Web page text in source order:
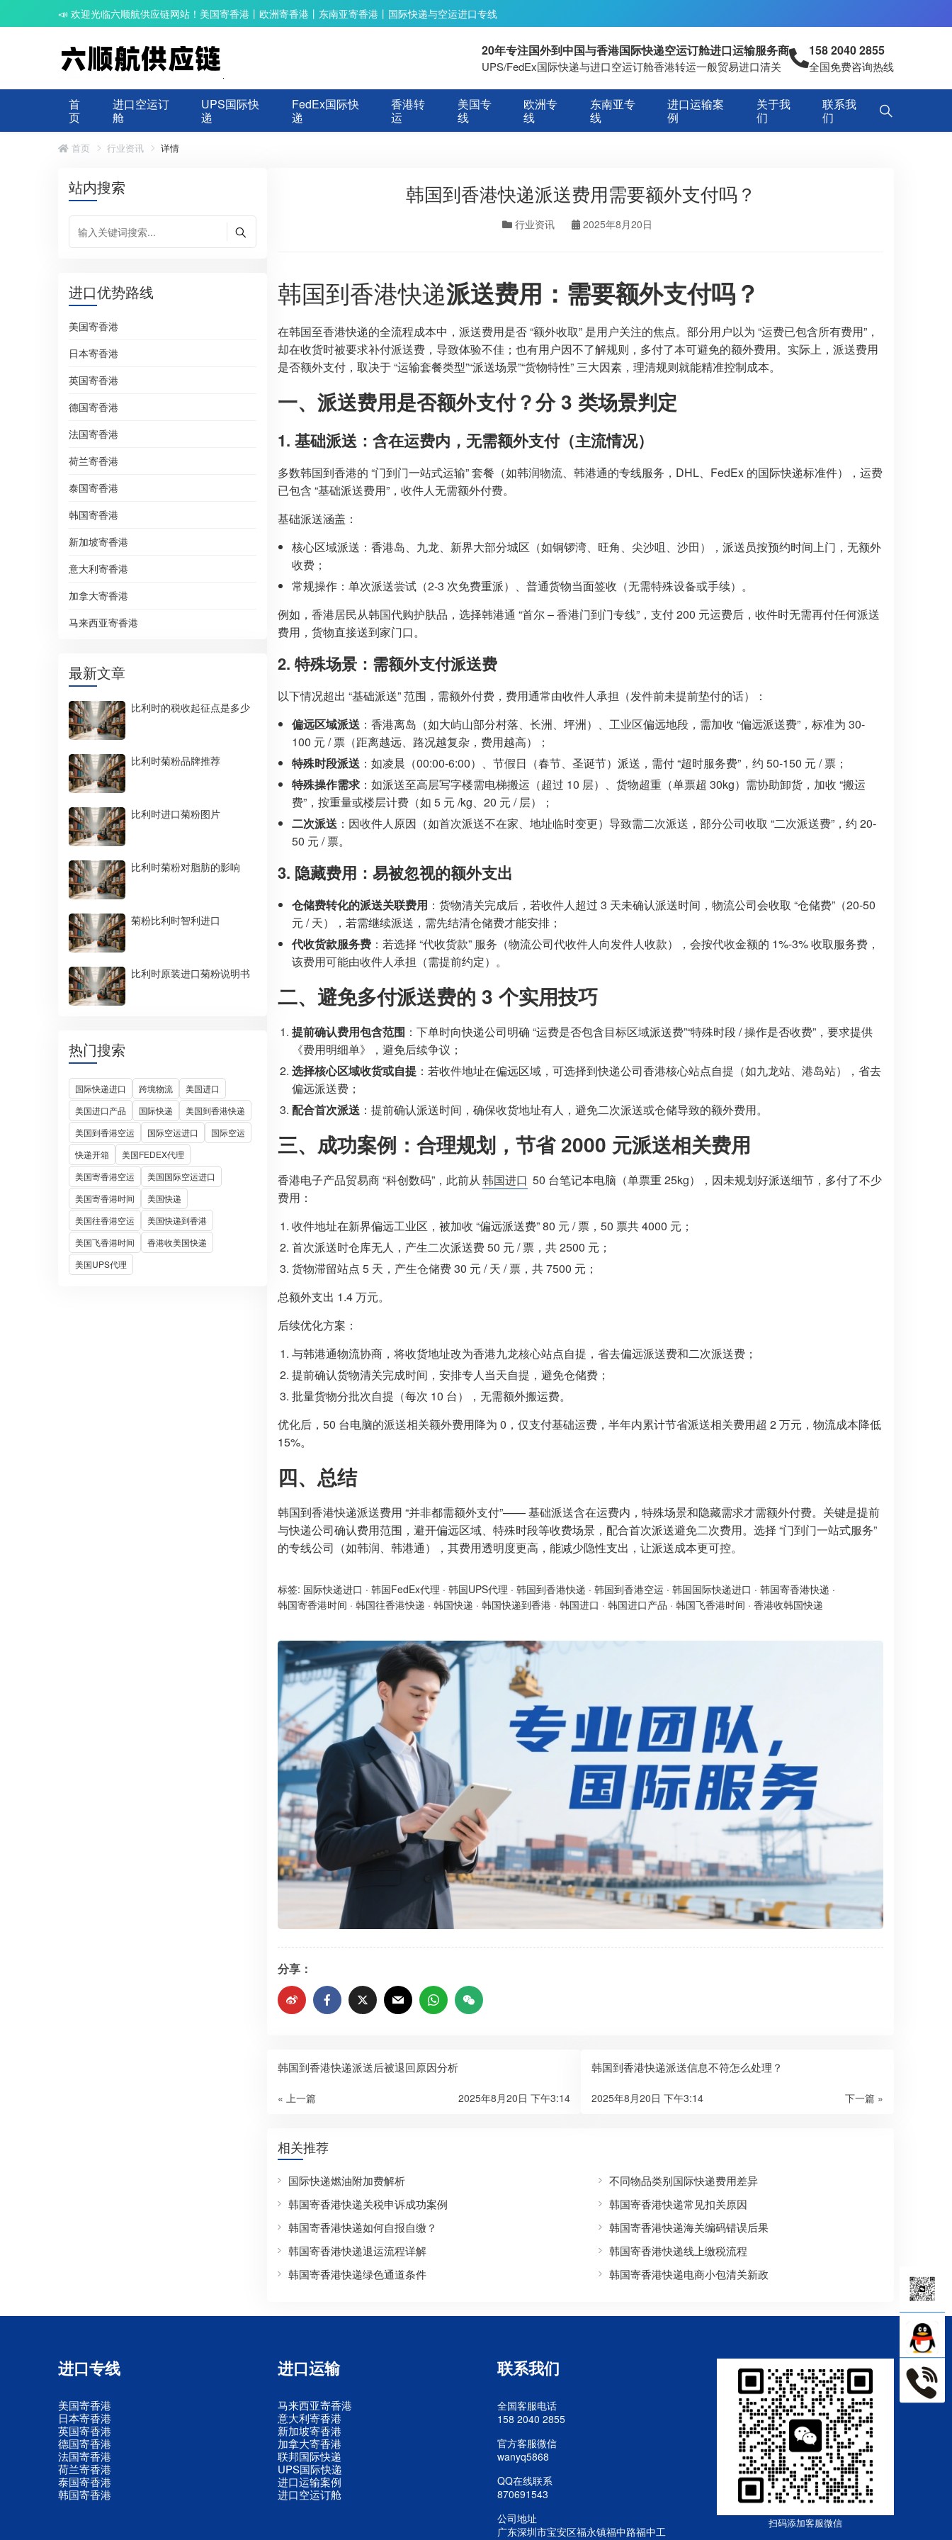
📣 欢迎光临六顺航供应链网站！美国寄香港丨欧洲寄香港丨东南亚寄香港丨国际快递与空运进口专线
20年专注国外到中国与香港国际快递空运订舱进口运输服务商
UPS/FedEx国际快递与进口空运订舱香港转运一般贸易进口清关
158 2040 2855
全国免费咨询热线
首
页
进口空运订
舱
UPS国际快
递
FedEx国际快
递
香港转
运
美国专
线
欧洲专
线
东南亚专
线
进口运输案
例
关于我
们
联系我
们
首页 行业资讯 详情
站内搜索
进口优势路线
美国寄香港
日本寄香港
英国寄香港
德国寄香港
法国寄香港
荷兰寄香港
泰国寄香港
韩国寄香港
新加坡寄香港
意大利寄香港
加拿大寄香港
马来西亚寄香港
最新文章
比利时的税收起征点是多少
比利时菊粉品牌推荐
比利时进口菊粉图片
比利时菊粉对脂肪的影响
菊粉比利时智利进口
比利时原装进口菊粉说明书
热门搜索
国际快递进口 跨境物流
美国进口
美国进口产品
国际快递
美国到香港快递
美国到香港空运
国际空运进口
国际空运
快递开箱
美国FEDEX代理
美国寄香港空运
美国国际空运进口
美国寄香港时间
美国快递
美国往香港空运
美国快递到香港
美国飞香港时间
香港收美国快递
美国UPS代理
韩国到香港快递派送费用需要额外支付吗？
行业资讯 2025年8月20日
韩国到香港快递派送费用：需要额外支付吗？
在韩国至香港快递的全流程成本中，派送费用是否 “额外收取” 是用户关注的焦点。部分用户以为 “运费已包含所有费用”，
却在收货时被要求补付派送费，导致体验不佳；也有用户因不了解规则，多付了本可避免的额外费用。实际上，派送费用
是否额外支付，取决于 “运输套餐类型”“派送场景”“货物特性” 三大因素，理清规则就能精准控制成本。
一、派送费用是否额外支付？分 3 类场景判定
1. 基础派送：含在运费内，无需额外支付（主流情况）
多数韩国到香港的 “门到门一站式运输” 套餐（如韩润物流、韩港通的专线服务，DHL、FedEx 的国际快递标准件），运费
已包含 “基础派送费用”，收件人无需额外付费。
基础派送涵盖：
核心区域派送：香港岛、九龙、新界大部分城区（如铜锣湾、旺角、尖沙咀、沙田），派送员按预约时间上门，无额外
收费；
常规操作：单次派送尝试（2-3 次免费重派）、普通货物当面签收（无需特殊设备或手续）。
例如，香港居民从韩国代购护肤品，选择韩港通 “首尔 – 香港门到门专线”，支付 200 元运费后，收件时无需再付任何派送
费用，货物直接送到家门口。
2. 特殊场景：需额外支付派送费
以下情况超出 “基础派送” 范围，需额外付费，费用通常由收件人承担（发件前未提前垫付的话）：
偏远区域派送 ：香港离岛（如大屿山部分村落、长洲、坪洲）、工业区偏远地段，需加收 “偏远派送费”，标准为 30-
100 元 / 票（距离越远、路况越复杂，费用越高）；
特殊时段派送 ：如凌晨（00:00-6:00）、节假日（春节、圣诞节）派送，需付 “超时服务费”，约 50-150 元 / 票；
特殊操作需求 ：如派送至高层写字楼需电梯搬运（超过 10 层）、货物超重（单票超 30kg）需协助卸货，加收 “搬运
费”，按重量或楼层计费（如 5 元 /kg、20 元 / 层）；
二次派送 ：因收件人原因（如首次派送不在家、地址临时变更）导致需二次派送，部分公司收取 “二次派送费”，约 20-
50 元 / 票。
3. 隐藏费用：易被忽视的额外支出
仓储费转化的派送关联费用 ：货物清关完成后，若收件人超过 3 天未确认派送时间，物流公司会收取 “仓储费”（20-50
元 / 天），若需继续派送，需先结清仓储费才能安排；
代收货款服务费 ：若选择 “代收货款” 服务（物流公司代收件人向发件人收款），会按代收金额的 1%-3% 收取服务费，
该费用可能由收件人承担（需提前约定）。
二、避免多付派送费的 3 个实用技巧
提前确认费用包含范围 ：下单时向快递公司明确 “运费是否包含目标区域派送费”“特殊时段 / 操作是否收费”，要求提供
《费用明细单》，避免后续争议；
选择核心区域收货或自提 ：若收件地址在偏远区域，可选择到快递公司香港核心站点自提（如九龙站、港岛站），省去
偏远派送费；
配合首次派送 ：提前确认派送时间，确保收货地址有人，避免二次派送或仓储导致的额外费用。
三、成功案例：合理规划，节省 2000 元派送相关费用
香港电子产品贸易商 “科创数码”，此前从韩国进口 50 台笔记本电脑（单票重 25kg），因未规划好派送细节，多付了不少
费用：
收件地址在新界偏远工业区，被加收 “偏远派送费” 80 元 / 票，50 票共 4000 元；
首次派送时仓库无人，产生二次派送费 50 元 / 票，共 2500 元；
货物滞留站点 5 天，产生仓储费 30 元 / 天 / 票，共 7500 元；
总额外支出 1.4 万元。
后续优化方案：
与韩港通物流协商，将收货地址改为香港九龙核心站点自提，省去偏远派送费和二次派送费；
提前确认货物清关完成时间，安排专人当天自提，避免仓储费；
批量货物分批次自提（每次 10 台），无需额外搬运费。
优化后，50 台电脑的派送相关额外费用降为 0，仅支付基础运费，半年内累计节省派送相关费用超 2 万元，物流成本降低
15%。
四、总结
韩国到香港快递派送费用 “并非都需额外支付”—— 基础派送含在运费内，特殊场景和隐藏需求才需额外付费。关键是提前
与快递公司确认费用范围，避开偏远区域、特殊时段等收费场景，配合首次派送避免二次费用。选择 “门到门一站式服务”
的专线公司（如韩润、韩港通），其费用透明度更高，能减少隐性支出，让派送成本更可控。
标签: 国际快递进口 · 韩国FedEx代理 · 韩国UPS代理 · 韩国到香港快递 · 韩国到香港空运 · 韩国国际快递进口 · 韩国寄香港快递 ·
韩国寄香港时间 · 韩国往香港快递 · 韩国快递 · 韩国快递到香港 · 韩国进口 · 韩国进口产品 · 韩国飞香港时间 · 香港收韩国快递
分享：
韩国到香港快递派送后被退回原因分析
« 上一篇 2025年8月20日 下午3:14
韩国到香港快递派送信息不符怎么处理？
下一篇 »
2025年8月20日 下午3:14
相关推荐
国际快递燃油附加费解析
不同物品类别国际快递费用差异
韩国寄香港快递关税申诉成功案例
韩国寄香港快递常见扣关原因
韩国寄香港快递如何自报自缴？
韩国寄香港快递海关编码错误后果
韩国寄香港快递退运流程详解
韩国寄香港快递线上缴税流程
韩国寄香港快递绿色通道条件
韩国寄香港快递电商小包清关新政
进口专线
美国寄香港
日本寄香港
英国寄香港
德国寄香港
法国寄香港
荷兰寄香港
泰国寄香港
韩国寄香港
进口运输
马来西亚寄香港
意大利寄香港
新加坡寄香港
加拿大寄香港
联邦国际快递
UPS国际快递
进口运输案例
进口空运订舱
联系我们
全国客服电话
158 2040 2855
官方客服微信
wanyq5868
QQ在线联系
870691543
公司地址
广东深圳市宝安区福永镇福中路福中工
扫码添加客服微信